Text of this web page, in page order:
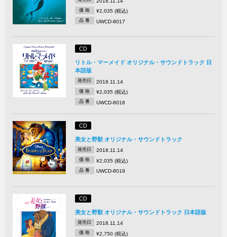
価 格 ¥2,035 (税込)
品 番 UWCD-8017
CD
リトル・マーメイド オリジナル・サウンドトラック 日
本語版
発売日 2018.11.14
価 格 ¥2,035 (税込)
品 番 UWCD-8018
CD
美女と野獣 オリジナル・サウンドトラック
発売日 2018.11.14
価 格 ¥2,035 (税込)
品 番 UWCD-8019
CD
美女と野獣 オリジナル・サウンドトラック 日本語版
発売日 2018.11.14
価 格 ¥2,750 (税込)